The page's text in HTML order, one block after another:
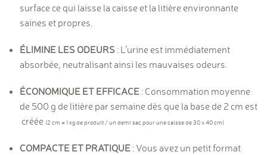
surface ce qui laisse la caisse et la litière environnante
saines et propres.
ÉLIMINE LES ODEURS: L’urine est immédiatement
absorbée, neutralisant ainsi les mauvaises odeurs.
ÉCONOMIQUE ET EFFICACE: Consommation moyenne
de 500 g de litière par semaine dès que la base de 2 cm est
créée (2 cm = 1 kg de produit / un demi sac pour une caisse de 30 x 40 cm)
COMPACTE ET PRATIQUE: Vous avez un petit format